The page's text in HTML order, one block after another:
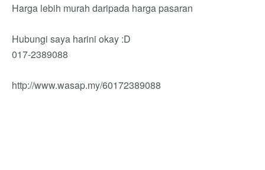
Harga lebih murah daripada harga pasaran
Hubungi saya harini okay :D
017-2389088
http://www.wasap.my/60172389088